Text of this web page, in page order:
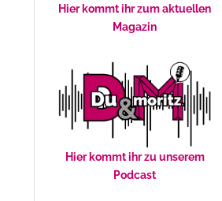
Hier kommt ihr zum aktuellen
Magazin
Hier kommt ihr zu unserem
Podcast